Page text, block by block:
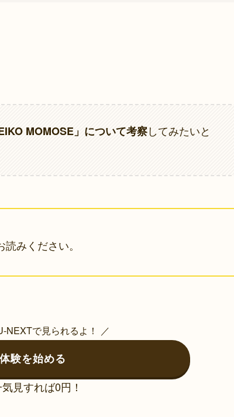
MOMOSE」について考察してみたいと
みください。
NEXTで見られるよ！ ／
験を始める
見すれば0円！